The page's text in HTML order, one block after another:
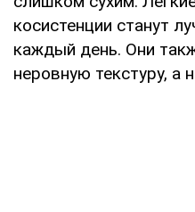
косистенции станут
каждый день. Они
неровную текстуру, а